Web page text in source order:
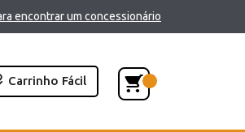
encontrar um concessionário
Carrinho Fácil